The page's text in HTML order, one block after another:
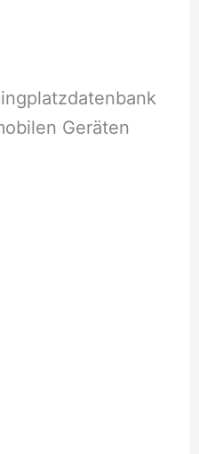
Geräten